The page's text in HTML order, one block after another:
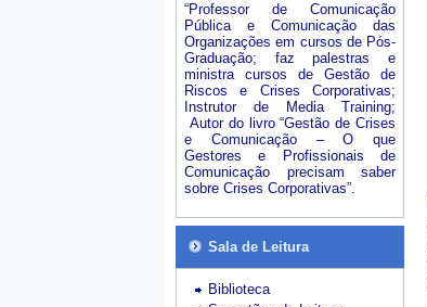
“Professor de Comunicação
Pública e Comunicação das
Organizações em cursos de Pós-
Graduação; faz palestras e
ministra cursos de Gestão de
Riscos e Crises Corporativas;
Instrutor de Media Training;
Autor do livro “Gestão de Crises
e Comunicação – O que
Gestores e Profissionais de
Comunicação precisam saber
sobre Crises Corporativas”.
Sala de Leitura
Biblioteca